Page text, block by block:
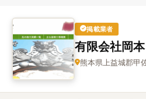
掲載業者
有限会社岡
熊本県上益城郡甲